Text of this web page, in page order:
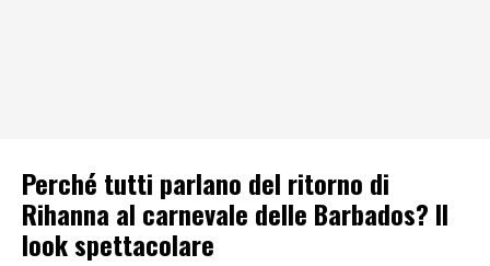
Perché tutti parlano del ritorno di
Rihanna al carnevale delle Barbados? Il
look spettacolare